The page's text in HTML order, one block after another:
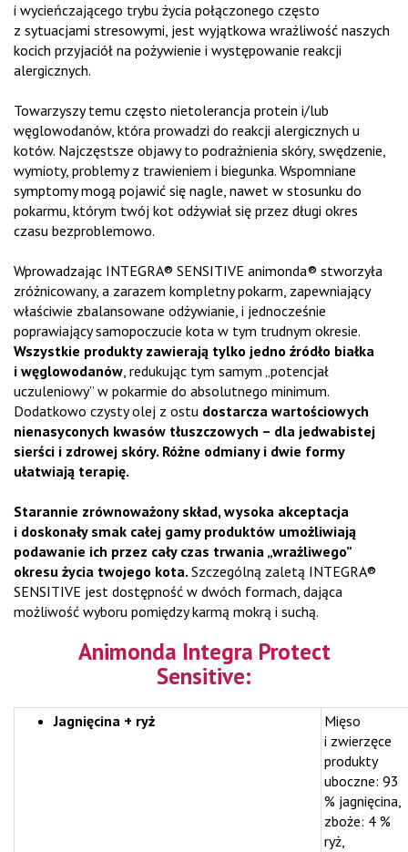
i wycieńczającego trybu życia połączonego często
z sytuacjami stresowymi, jest wyjątkowa wrażliwość naszych
kocich przyjaciół na pożywienie i występowanie reakcji
alergicznych.
Towarzyszy temu często nietolerancja protein i/lub
węglowodanów, która prowadzi do reakcji alergicznych u
kotów. Najczęstsze objawy to podrażnienia skóry, swędzenie,
wymioty, problemy z trawieniem i biegunka. Wspomniane
symptomy mogą pojawić się nagle, nawet w stosunku do
pokarmu, którym twój kot odżywiał się przez długi okres
czasu bezproblemowo.
Wprowadzając INTEGRA® SENSITIVE animonda® stworzyła
zróżnicowany, a zarazem kompletny pokarm, zapewniający
właściwie zbalansowane odżywianie, i jednocześnie
poprawiający samopoczucie kota w tym trudnym okresie.
Wszystkie produkty zawierają tylko jedno źródło białka
i węglowodanów, redukując tym samym „potencjał
uczuleniowy” w pokarmie do absolutnego minimum.
Dodatkowo czysty olej z ostu dostarcza wartościowych
nienasyconych kwasów tłuszczowych – dla jedwabistej
sierści i zdrowej skóry. Różne odmiany i dwie formy
ułatwiają terapię.
Starannie zrównoważony skład, wysoka akceptacja
i doskonały smak całej gamy produktów umożliwiają
podawanie ich przez cały czas trwania „wrażliwego”
okresu życia twojego kota. Szczególną zaletą INTEGRA®
SENSITIVE jest dostępność w dwóch formach, dająca
możliwość wyboru pomiędzy karmą mokrą i suchą.
Animonda Integra Protect
Sensitive:
Jagnięcina + ryż
Mięso
i zwierzęce
produkty
uboczne: 93
% jagnięcina,
zboże: 4 %
ryż,